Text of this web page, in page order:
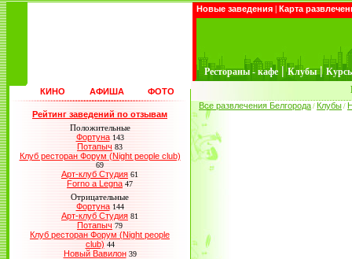
Новые заведения | Карта
Рестораны - кафе | Клубы |
КИНО АФИША ФОТО
Рейтинг заведений по отзывам
Положительные
Фортуна 143
Потапыч 83
Клуб ресторан Форум (Night people club)
69
Арт-клуб Студия 61
Forno a Legna 47
Отрицательные
Фортуна 144
Арт-клуб Студия 81
Потапыч 79
Клуб ресторан Форум (Night people
club) 44
Новый Вавилон 39
Все развлечения Белгорода / Клубы /